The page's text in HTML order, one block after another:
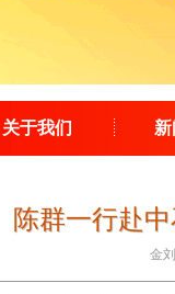
关于我们
陈群一行赴
金